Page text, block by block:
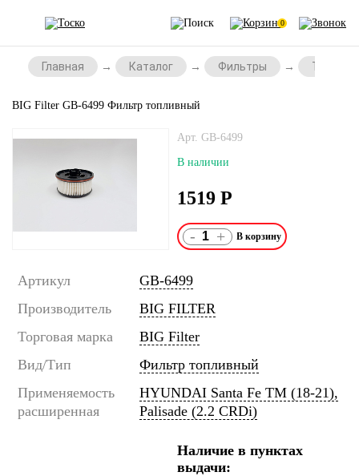
0
Главная Каталог Фильтры
BIG Filter GB-6499 Фильтр топливный
Арт. GB-6499
В наличии
1519 Р
- +
Артикул
GB-6499
Производитель
BIG FILTER
Торговая марка
BIG Filter
Вид/Тип
Фильтр топливный
Применяемость
расширенная
HYUNDAI Santa Fe TM (18-21),
Palisade (2.2 CRDi)
Наличие в пунктах
выдачи: